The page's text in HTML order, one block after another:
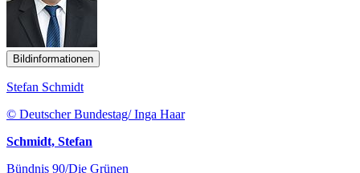
Bildinformationen
Stefan Schmidt
© Deutscher Bundestag/ Inga Haar
Schmidt, Stefan
Bündnis 90/Die Grünen
()